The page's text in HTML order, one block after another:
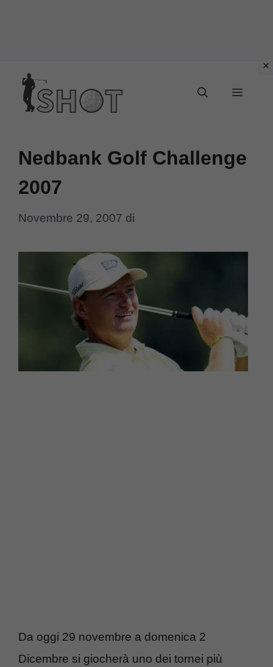
contenuto
Menu
Nedbank Golf Challenge
2007
Novembre 29, 2007 di
Da oggi 29 novembre a domenica 2
Dicembre si giocherà uno dei tornei più